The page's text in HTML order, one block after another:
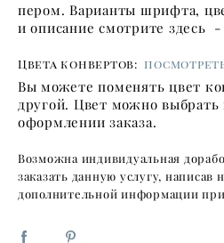
пером. Варианты шрифта,
и описание смотрите здесь -
Цвета конвертов:
Вы можете поменять цвет
другой. Цвет можно выбрать
оформлении заказа.
Возможна индивидуальная
заказать данную услугу, написав
дополнительной информации